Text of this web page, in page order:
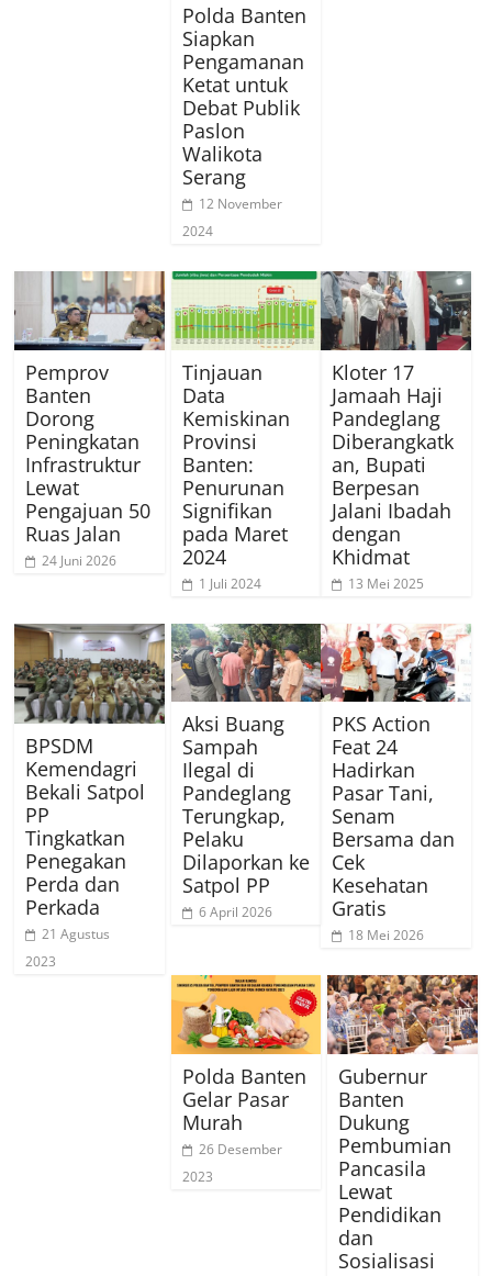
Polda Banten
Siapkan
Pengamanan
Ketat untuk
Debat Publik
Paslon
Walikota
Serang
12 November
2024
Pemprov
Banten
Dorong
Peningkatan
Infrastruktur
Lewat
Pengajuan 50
Ruas Jalan
24 Juni 2026
Tinjauan
Data
Kemiskinan
Provinsi
Banten:
Penurunan
Signifikan
pada Maret
2024
1 Juli 2024
Kloter 17
Jamaah Haji
Pandeglang
Diberangkatk
an, Bupati
Berpesan
Jalani Ibadah
dengan
Khidmat
13 Mei 2025
BPSDM
Kemendagri
Bekali Satpol
PP
Tingkatkan
Penegakan
Perda dan
Perkada
21 Agustus
2023
Aksi Buang
Sampah
Ilegal di
Pandeglang
Terungkap,
Pelaku
Dilaporkan ke
Satpol PP
6 April 2026
PKS Action
Feat 24
Hadirkan
Pasar Tani,
Senam
Bersama dan
Cek
Kesehatan
Gratis
18 Mei 2026
Polda Banten
Gelar Pasar
Murah
26 Desember
2023
Gubernur
Banten
Dukung
Pembumian
Pancasila
Lewat
Pendidikan
dan
Sosialisasi